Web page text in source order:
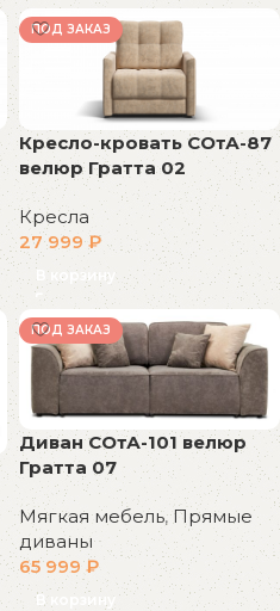
ПОД ЗАКАЗ
Кресло-кровать СОтА-87
велюр Гратта 02
Кресла
27 999₽
В корзину
ПОД ЗАКАЗ
Диван СОтА-101 велюр
Гратта 07
Мягкая мебель,Прямые
диваны
65 999₽
В корзину